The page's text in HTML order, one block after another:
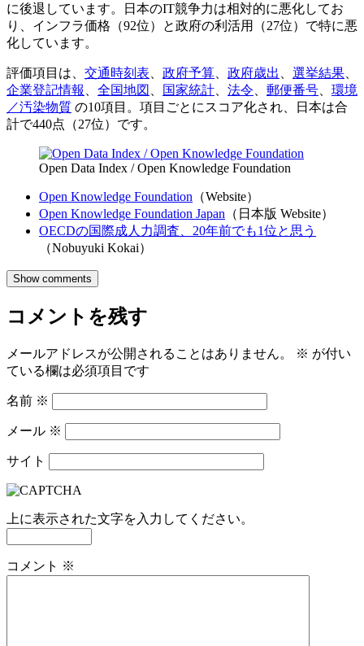
に後退しています。日本のIT競争力は相対的に悪化してお
り、インフラ価格（92位）と政府の利活用（27位）で特に悪
化しています。
評価項目は、 交通時刻表 政府予算 政府歳出 選挙結果
企業登記情報
全国地図 国家統計 法令 郵便番号
環境
／汚染物質 の10項目。項目ごとにスコア化され、日本は合
計で440点（27位）です。
Open Data Index / Open Knowledge Foundation
Open Knowledge Foundation （Website）
Open Knowledge Foundation Japan （日本版 Website）
OECDの国際成人力調査、20年前でも1位と思う
（Nobuyuki Kokai）
Show comments
コメントを残す
メールアドレスが公開されることはありません。 ※ が付い
ている欄は必須項目です
名前 ※
メール ※
サイト
上に表示された文字を入力してください。
コメント ※